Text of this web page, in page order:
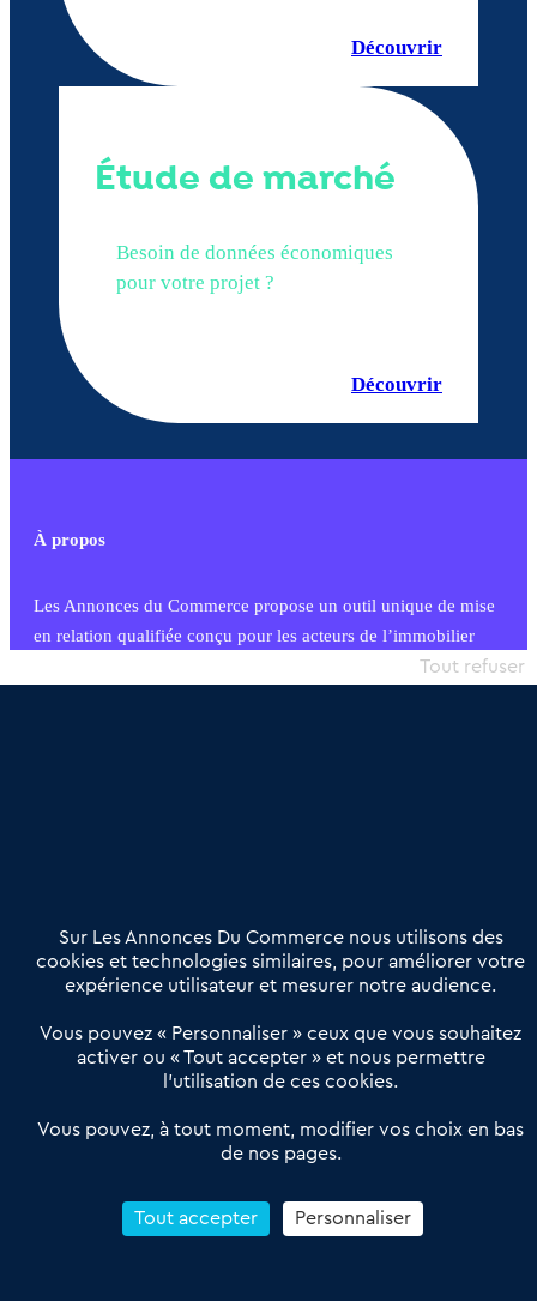
Découvrir
Étude de marché
Besoin de données économiques
pour votre projet ?
Découvrir
À propos
Les Annonces du Commerce propose un outil unique de mise
en relation qualifiée conçu pour les acteurs de l’immobilier
commercial et les collectivités territoriales, simple et intégrant
Offres Pro
Actualités
Qui sommes nous ?
Derniers articles
Réseau 3C : un partenaire national dédié aux transactions
Petitscommerces : Un partenariat au service du commerce de
proximité et des territoires
Reprendre un Restaurant Rapide
Sur Les Annonces Du Commerce nous utilisons des
cookies et technologies similaires, pour améliorer votre
expérience utilisateur et mesurer notre audience.
Vous pouvez « Personnaliser » ceux que vous souhaitez
activer ou « Tout accepter » et nous permettre
l’utilisation de ces cookies.
Vous pouvez, à tout moment, modifier vos choix en bas
de nos pages.
Tout accepter
Tout refuser
Personnaliser